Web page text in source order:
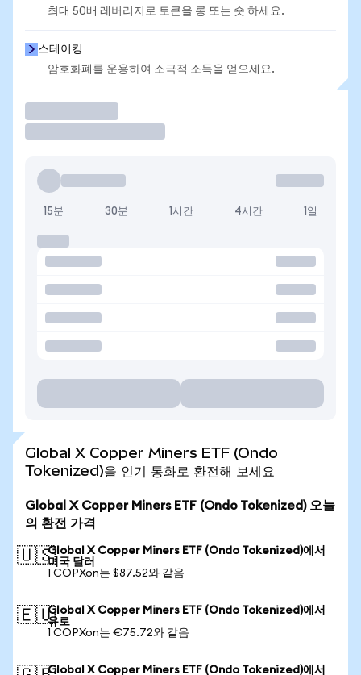
최대 50배 레버리지로 토큰을 롱 또는 숏 하세요.
스테이킹
암호화폐를 운용하여 소극적 소득을 얻으세요.
15분 30분 1시간 4시간 1일
Global X Copper Miners ETF (Ondo
Tokenized)을 인기 통화로 환전해 보세요
Global X Copper Miners ETF (Ondo Tokenized) 오늘
의 환전 가격
🇺🇸Global X Copper Miners ETF (Ondo Tokenized)에서
미국 달러
1 COPXon는 $87.52와 같음
🇪🇺Global X Copper Miners ETF (Ondo Tokenized)에서
유로
1 COPXon는 €75.72와 같음
Global X Copper Miners ETF (Ondo Tokenized)에서